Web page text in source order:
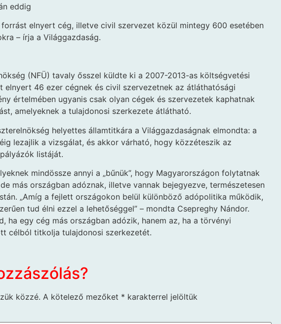
eddig
forrást elnyert cég, illetve civil szervezet közül mintegy 600 esetében
– írja a Világgazdaság.
(NFÜ) tavaly ősszel küldte ki a 2007-2013-as költségvetési
elnyert 46 ezer cégnek és civil szervezetnek az átláthatósági
értelmében ugyanis csak olyan cégek és szervezetek kaphatnak
amelyeknek a tulajdonosi szerkezete átlátható.
helyettes államtitkára a Világgazdaságnak elmondta: a
lezajlik a vizsgálat, és akkor várható, hogy közzéteszik az
listáját.
mindössze annyi a „bűnük”, hogy Magyarországon folytatnak
más országban adóznak, illetve vannak bejegyezve, természetesen
„Amíg a fejlett országokon belül különböző adópolitika működik,
tud élni ezzel a lehetőséggel” – mondta Csepreghy Nándor.
ha egy cég más országban adózik, hanem az, ha a törvényi
célból titkolja tulajdonosi szerkezetét.
közzé. A kötelező mezőket * karakterrel jelöltük